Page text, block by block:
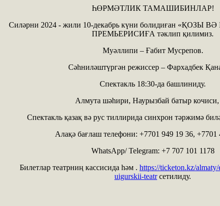
ҺӨРМӘТЛИК ТАМАШИБИНЛАР!
Силәрни 2024 - жили 10-декабрь күни болидиған «ҚОЗЫ ВӘ
ПРЕМЬЕРИСИҒА тәклип қилимиз.
Муәллипи – Ғабит Мусрепов.
Сәһниләштүргән режиссер – Фархадбек
Спектакль 18:30-да башлиниду.
Алмута шәһири, Наурызбай батыр кочиси,
Спектакль қазақ вә рус тиллирида синхрон тәржимә
Алақә бағлаш телефони: +7701 949 19 36, +7701
WhatsApp/ Telegram: +7 707 101 1178
Билетлар театрниң кассисида һәм . https://ticketon.kz/
uigurskii-teatrсетилиду.